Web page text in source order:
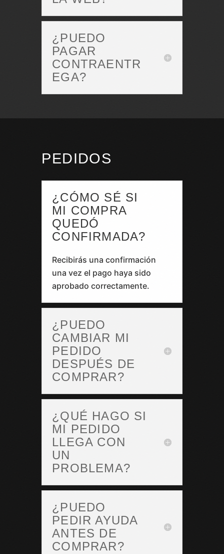
¿PUEDO
PAGAR
CONTRAENTR
EGA?
PEDIDOS
¿CÓMO SÉ SI
MI COMPRA
QUEDÓ
CONFIRMADA?
Recibirás una confirmación
una vez el pago haya sido
aprobado correctamente.
¿PUEDO
CAMBIAR MI
PEDIDO
DESPUÉS DE
COMPRAR?
¿QUÉ HAGO SI
MI PEDIDO
LLEGA CON
UN
PROBLEMA?
¿PUEDO
PEDIR AYUDA
ANTES DE
COMPRAR?